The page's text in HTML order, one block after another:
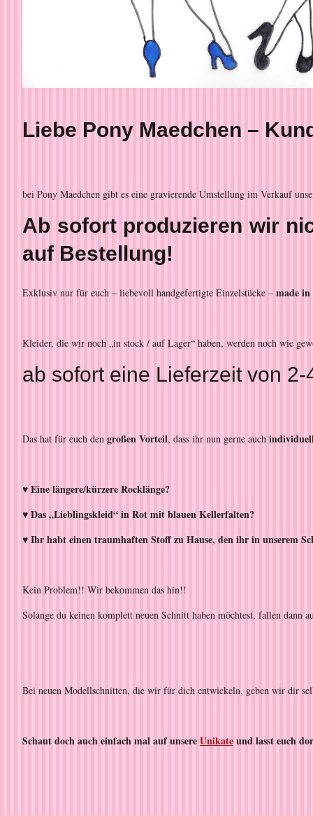
Liebe Pony Maedchen –
bei Pony Maedchen gibt es eine gravierende Umstellung im Verkauf
Ab sofort produzieren wir
auf Bestellung!
Exklusiv nur für euch – liebevoll handgefertigte Einzelstücke – made
Kleider, die wir noch „in stock / auf Lager“ haben, werden noch wie
ab sofort eine Lieferzeit von
Das hat für euch den großen Vorteil, dass ihr nun gerne auch
♥ Eine längere/kürzere Rocklänge?
♥ Das „Lieblingskleid“ in Rot mit blauen Kellerfalten?
♥ Ihr habt einen traumhaften Stoff zu Hause, den ihr in unserem
Kein Problem!! Wir bekommen das hin!!
Solange du keinen komplett neuen Schnitt haben möchtest, fallen dann
Bei neuen Modellschnitten, die wir für dich entwickeln, geben wir dir
Schaut doch auch einfach mal auf unsereUnikateund lasst euch